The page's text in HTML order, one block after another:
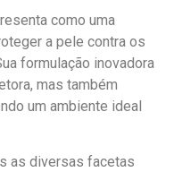
como uma
a pele contra os
formulação inovadora
mas também
um ambiente ideal
as diversas facetas